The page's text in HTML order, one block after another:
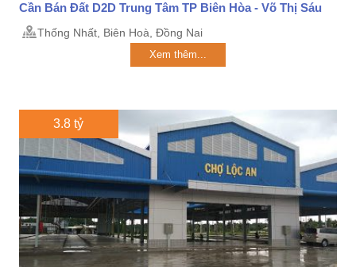
Cần Bán Đất D2D Trung Tâm TP Biên Hòa - Võ Thị Sáu
Thống Nhất, Biên Hoà, Đồng Nai
Xem thêm...
3.8 tỷ